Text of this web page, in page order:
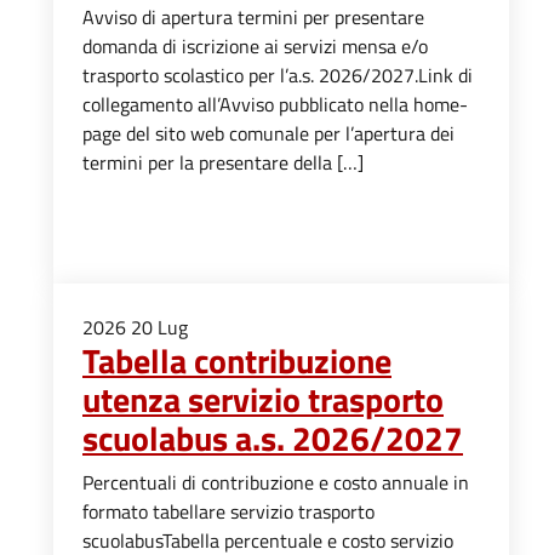
Avviso di apertura termini per presentare
domanda di iscrizione ai servizi mensa e/o
trasporto scolastico per l’a.s. 2026/2027.Link di
collegamento all’Avviso pubblicato nella home-
page del sito web comunale per l’apertura dei
termini per la presentare della […]
2026 20 Lug
Tabella contribuzione
utenza servizio trasporto
scuolabus a.s. 2026/2027
Percentuali di contribuzione e costo annuale in
formato tabellare servizio trasporto
scuolabusTabella percentuale e costo servizio